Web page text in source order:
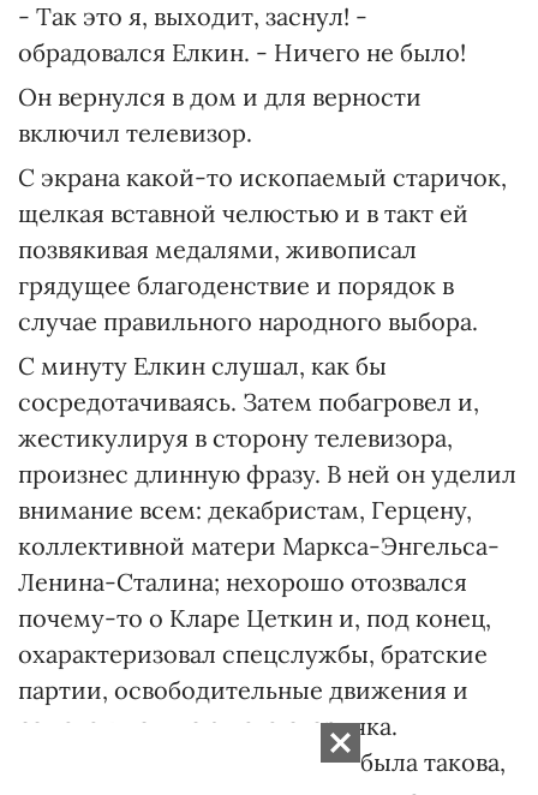
- Так это я, выходит, заснул! -
обрадовался Елкин. - Ничего не было!
Он вернулся в дом и для верности
включил телевизор.
С экрана какой-то ископаемый старичок,
щелкая вставной челюстью и в такт ей
позвякивая медалями, живописал
грядущее благоденствие и порядок в
случае правильного народного выбора.
С минуту Елкин слушал, как бы
сосредотачиваясь. Затем побагровел и,
жестикулируя в сторону телевизора,
произнес длинную фразу. В ней он уделил
внимание всем: декабристам, Герцену,
коллективной матери Маркса-Энгельса-
Ленина-Сталина; нехорошо отозвался
почему-то о Кларе Цеткин и, под конец,
охарактеризовал спецслужбы, братские
партии, освободительные движения и
самого выступающего старичка.
Энергонасыщенность фразы была такова,